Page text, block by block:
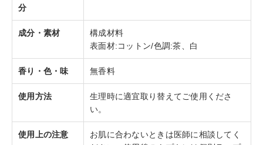
分
成分・素材
構成材料
表面材:コットン/色調:茶、白
香り・色・味 無香料
使用方法
生理時に適宜取り替えてご使用くださ
い。
使用上の注意
お肌に合わないときは医師に相談してく